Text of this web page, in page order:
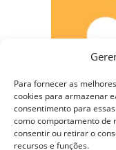
Para fornecer as
cookies para armazenar
consentimento para
como comportamento de
consentir ou retirar o
recursos e funções.
CONECTE-